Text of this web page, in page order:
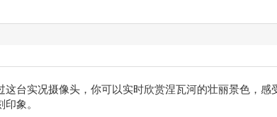
台实况摄像头，你可以实时欣赏涅瓦河的壮丽景色，感
象。